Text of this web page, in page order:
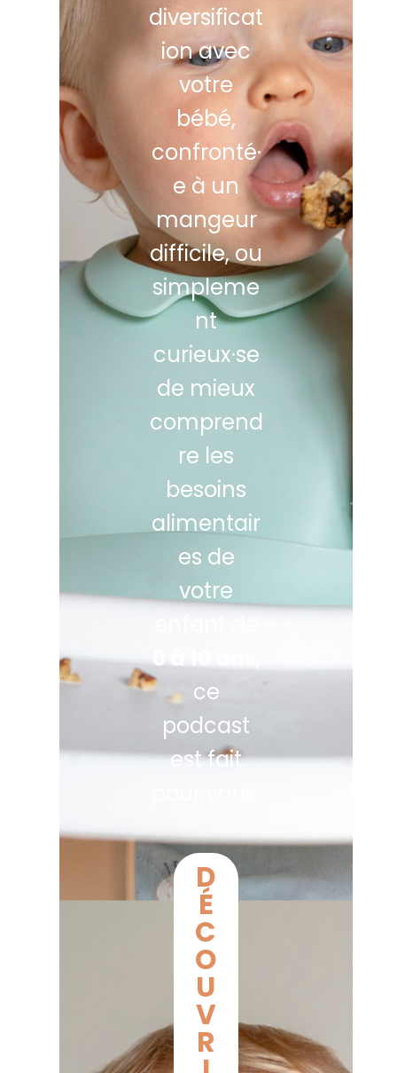
diversificat
ion avec
votre
bébé,
confronté·
e à un
mangeur
difficile, ou
simpleme
nt
curieux·se
de mieux
comprend
re les
besoins
alimentair
es de
votre
0 à 10 ans
ce
podcast
est fait
D
É
C
O
U
V
R